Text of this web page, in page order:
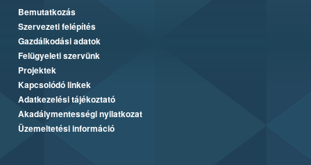
Bemutatkozás
Szervezeti felépítés
Gazdálkodási adatok
Felügyeleti szervünk
Projektek
Kapcsolódó linkek
Adatkezelési tájékoztató
Akadálymentességi nyilatkozat
Üzemeltetési információ